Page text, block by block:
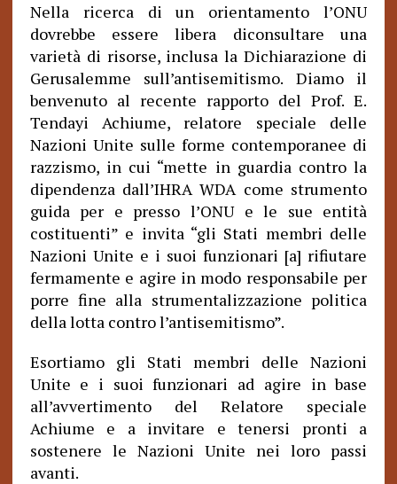
Nella ricerca di un orientamento l’ONU
dovrebbe essere libera diconsultare una
varietà di risorse, inclusa la Dichiarazione di
Gerusalemme sull’antisemitismo. Diamo il
benvenuto al recente rapporto del Prof. E.
Tendayi Achiume, relatore speciale delle
Nazioni Unite sulle forme contemporanee di
razzismo, in cui “mette in guardia contro la
dipendenza dall’IHRA WDA come strumento
guida per e presso l’ONU e le sue entità
costituenti” e invita “gli Stati membri delle
Nazioni Unite e i suoi funzionari [a] rifiutare
fermamente e agire in modo responsabile per
porre fine alla strumentalizzazione politica
della lotta contro l’antisemitismo”.
Esortiamo gli Stati membri delle Nazioni
Unite e i suoi funzionari ad agire in base
all’avvertimento del Relatore speciale
Achiume e a invitare e tenersi pronti a
sostenere le Nazioni Unite nei loro passi
avanti.